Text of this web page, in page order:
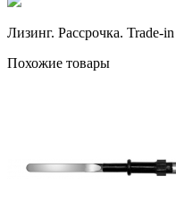
Лизинг. Рассрочка. Trade-in
Похожие товары